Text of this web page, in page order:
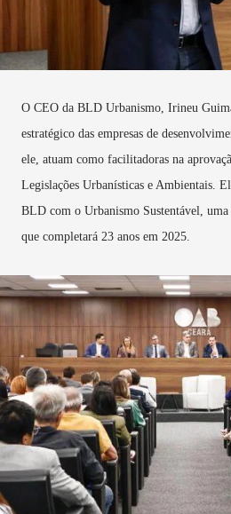
O CEO da BLD Urbanismo, Irineu
estratégico das empresas de
ele, atuam como facilitadoras na
Legislações Urbanísticas e Ambientais.
BLD com o Urbanismo Sustentável, uma
que completará 23 anos em 2025.